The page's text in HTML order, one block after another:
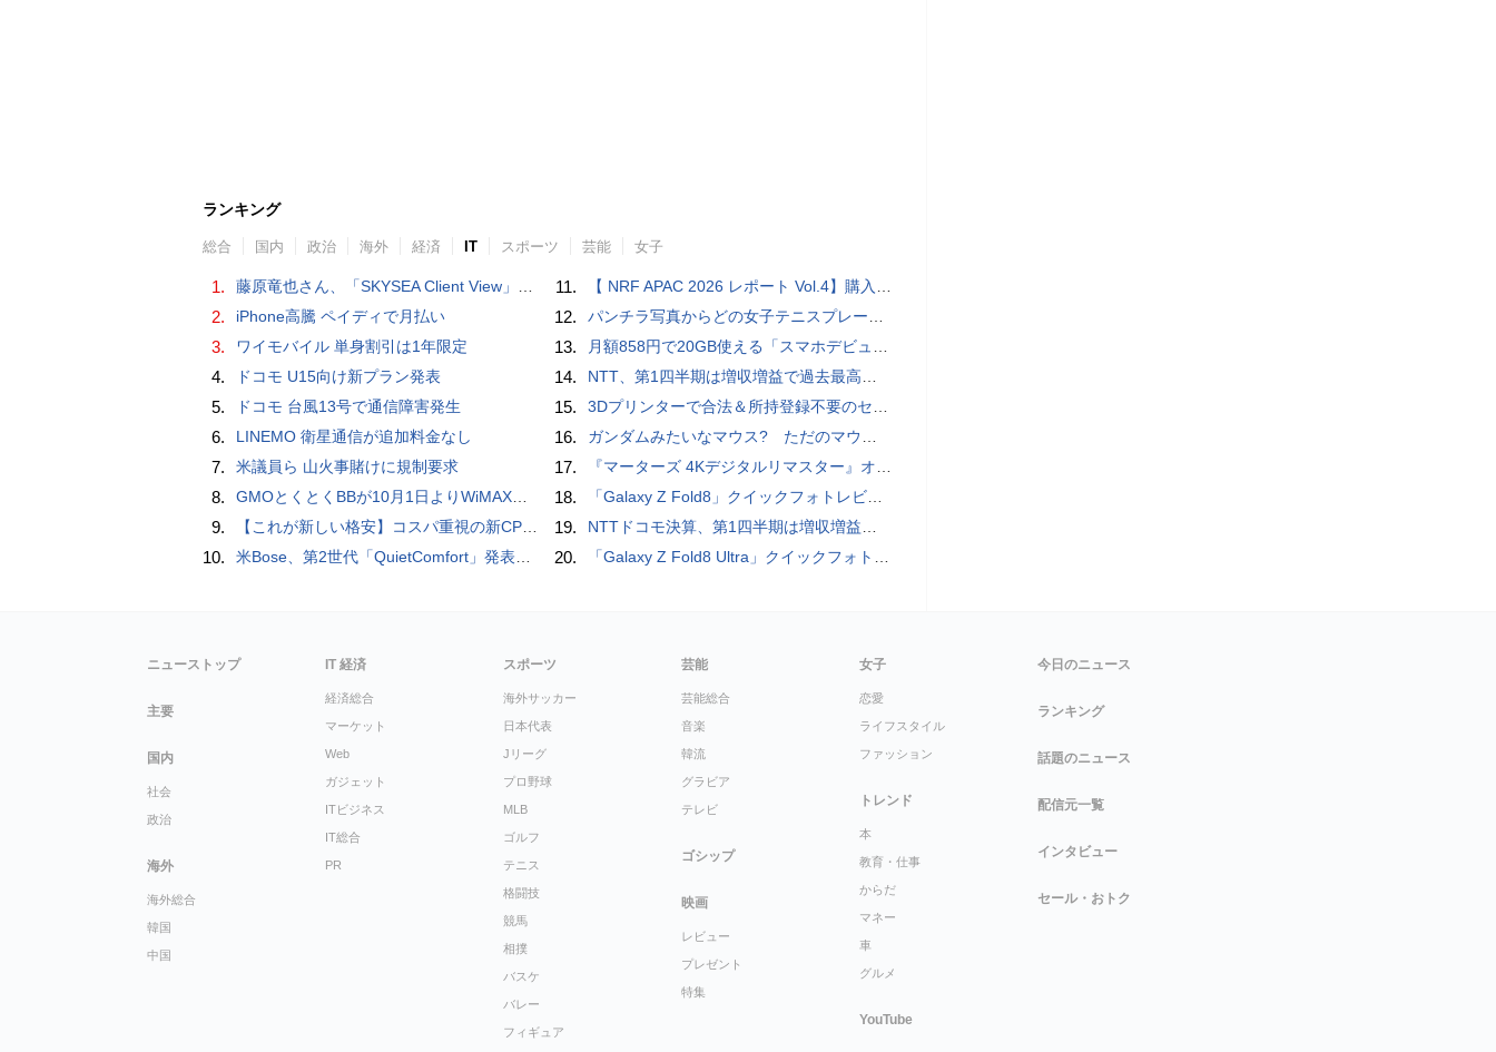
ランキング
総合 国内 政治 海外 経済 IT スポーツ 芸能 女子
1. 藤原竜也さん、「SKYSEA Client View」新CMで「AI労務改善」をアピール 働き方をAIが分析したら「すぐに休んで」と言われる？
2. iPhone高騰 ペイディで月払い
3. ワイモバイル 単身割引は1年限定
4. ドコモ U15向け新プラン発表
5. ドコモ 台風13号で通信障害発生
6. LINEMO 衛星通信が追加料金なし
7. 米議員ら 山火事賭けに規制要求
8. GMOとくとくBBが10月1日よりWiMAXなど月額605円値上げ！全6種の重要変更を徹底解説
9. 【これが新しい格安】コスパ重視の新CPUを搭載した「 Beelink EQi Wildcat Lake Core 3 304」をレビューします。なんと10G LANも搭載していますよ
10. 米Bose、第2世代「QuietComfort」発表 ノイキャン強化、メガネ着用時の低下を抑制
11. 【 NRF APAC 2026 レポート Vol.4】購入の瞬間に眠る価値 Transaction Momentとリテールの次の成長戦略
12. パンチラ写真からどの女子テニスプレーヤーのものなのか当てるクイズ「Tennis Upskirts」
13. 月額858円で20GB使える「スマホデビュープラン U15」ドコモが提供、ahamoも割引になる親子割も
14. NTT、第1四半期は増収増益で過去最高 IOWNや分散GPUの取り組みを説明
15. 3Dプリンターで合法＆所持登録不要のセミオートマチック銃を自作、発砲試験にも成功した猛者が登場
16. ガンダムみたいなマウス? ただのマウスとは違うのだよ1944通りの形状に変更できる驚異のマウス
17. 『マーターズ 4Kデジタルリマスター』オールナイト上映、鬼畜な併映作品が決定 全部観たら“生還証”をプレゼント［ホラー通信］
18. 「Galaxy Z Fold8」クイックフォトレビュー
19. NTTドコモ決算、第1四半期は増収増益 通信収入に底打ちの兆し、金融・AIを強化
20. 「Galaxy Z Fold8 Ultra」クイックフォトレビュー
ニューストップ
主要
国内
社会
政治
海外
海外総合
韓国
中国
IT 経済
経済総合
マーケット
Web
ガジェット
ITビジネス
IT総合
PR
スポーツ
海外サッカー
日本代表
Jリーグ
プロ野球
MLB
ゴルフ
テニス
格闘技
競馬
相撲
バスケ
バレー
フィギュア
芸能
芸能総合
音楽
韓流
グラビア
テレビ
ゴシップ
映画
レビュー
プレゼント
特集
女子
恋愛
ライフスタイル
ファッション
トレンド
本
教育・仕事
からだ
マネー
車
グルメ
YouTube
今日のニュース
ランキング
話題のニュース
配信元一覧
インタビュー
セール・おトク